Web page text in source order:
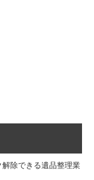
除できる遺品整理業